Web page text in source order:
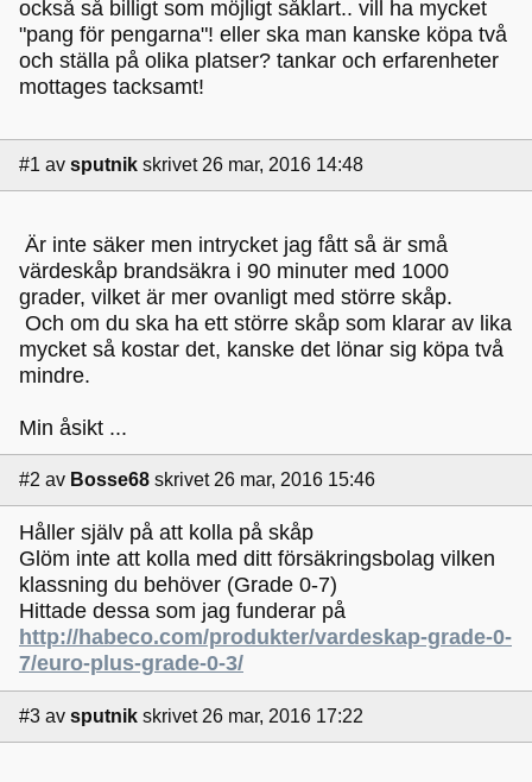
också så billigt som möjligt såklart.. vill ha mycket
"pang för pengarna"! eller ska man kanske köpa två
och ställa på olika platser? tankar och erfarenheter
mottages tacksamt!
#1 av sputnik skrivet 26 mar, 2016 14:48
Är inte säker men intrycket jag fått så är små
värdeskåp brandsäkra i 90 minuter med 1000
grader, vilket är mer ovanligt med större skåp.
Och om du ska ha ett större skåp som klarar av lika
mycket så kostar det, kanske det lönar sig köpa två
mindre.
Min åsikt ...
#2 av Bosse68 skrivet 26 mar, 2016 15:46
Håller själv på att kolla på skåp
Glöm inte att kolla med ditt försäkringsbolag vilken
klassning du behöver (Grade 0-7)
Hittade dessa som jag funderar på
http://habeco.com/produkter/vardeskap-grade-0-
7/euro-plus-grade-0-3/
#3 av sputnik skrivet 26 mar, 2016 17:22